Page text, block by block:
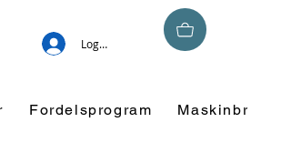
Logg inn
Fordelsprogram Maskinbroderi